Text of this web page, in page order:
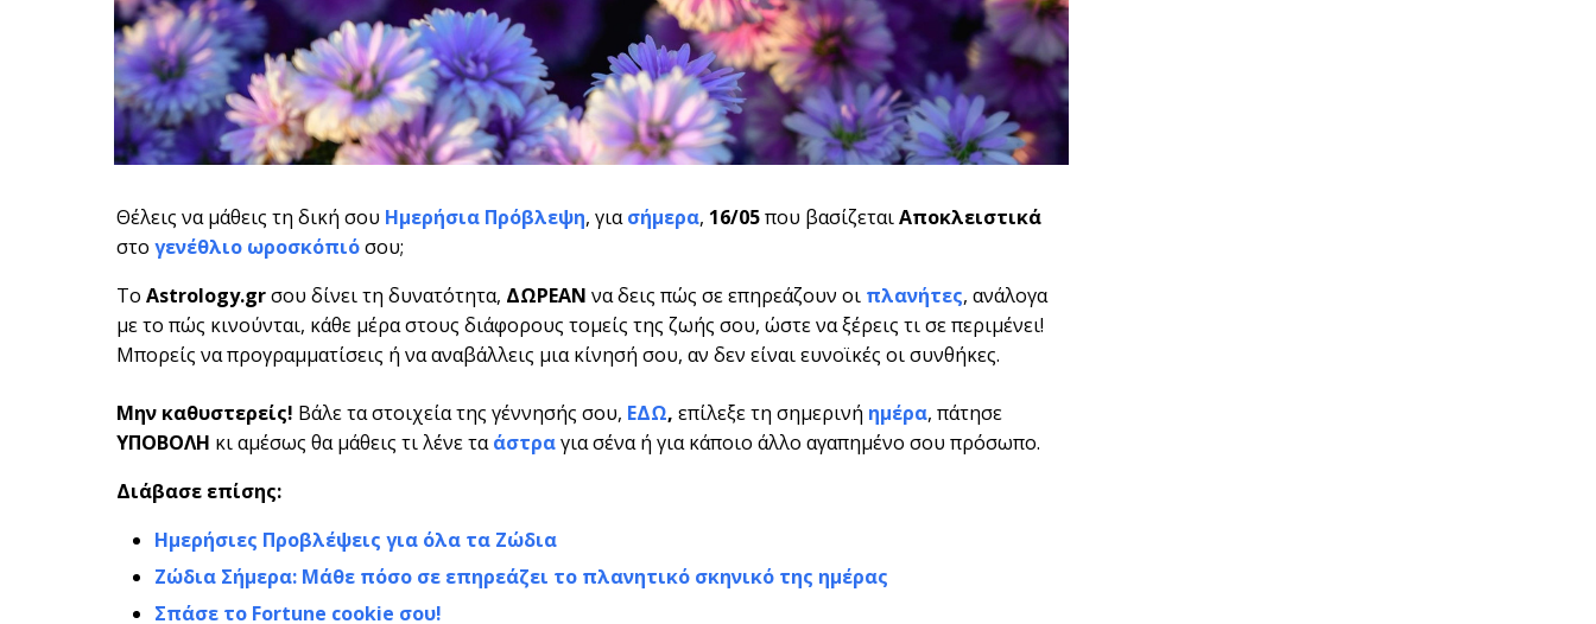
Θέλεις να μάθεις τη δική σου Ημερήσια Πρόβλεψη, γιασήμερα, 16/05που βασίζεταιΑποκλειστικά
στο γενέθλιο ωροσκόπιόσου;
Το Astrology.grσου δίνει τη δυνατότητα, ΔΩΡΕΑΝ να δεις πώς σε επηρεάζουν οι πλανήτες, ανάλογα
με το πώς κινούνται, κάθε μέρα στους διάφορους τομείς της ζωής σου, ώστε να ξέρεις τι σε περιμένει!
Μπορείς να προγραμματίσεις ή να αναβάλλεις μια κίνησή σου, αν δεν είναι ευνοϊκές οι συνθήκες.
Μην καθυστερείς! Βάλε τα στοιχεία της γέννησής σου, ΕΔΩ, επίλεξε τη σημερινή ημέρα, πάτησε
ΥΠΟΒΟΛΗ κι αμέσως θα μάθεις τι λένε ταάστραγια σένα ή για κάποιο άλλο αγαπημένο σου πρόσωπο.
Διάβασε επίσης:
Ημερήσιες Προβλέψεις για όλα τα Ζώδια
Ζώδια Σήμερα: Μάθε πόσο σε επηρεάζει το πλανητικό σκηνικό της ημέρας
Σπάσε το Fortune cookie σου!